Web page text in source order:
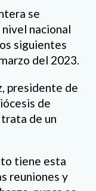
se
nacional
siguientes
del 2023.
presidente de
de
de un
tiene esta
reuniones y